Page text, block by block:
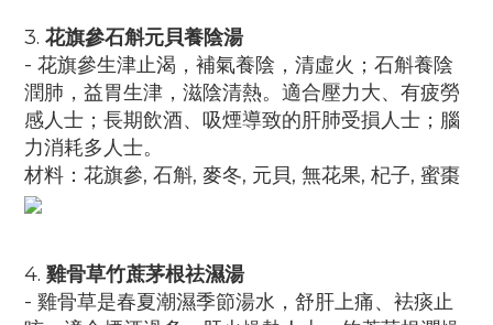
3. 花旗參石斛元貝養陰湯
- 花旗參生津止渴，補氣養陰，清虛火；石斛養陰
潤肺，益胃生津，滋陰清熱。適合壓力大、有疲勞
感人士；長期飲酒、吸煙導致的肝肺受損人士；腦
力消耗多人士。
材料： 花旗參, 石斛, 麥冬, 元貝, 無花果, 杞子, 蜜棗
4. 雞骨草竹蔗茅根祛濕湯
- 雞骨草是春夏潮濕季節湯水，舒肝上痛、袪痰止